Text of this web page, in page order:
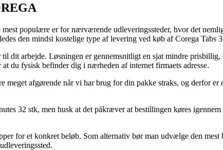
populære er for nærværende udleveringssteder, hvor det
den mindst kostelige type af levering ved køb af Corega Tabs
dit arbejde. Løsningen er gennemsnitligt en sjat mindre
du fysisk befinder dig i nærheden af internet firmaets adresse.
afgørende når vi har brug for din pakke straks, og derfor er
32 stk, men husk at det påkræver at bestillingen køres
for et konkret beløb. Som alternativ bør man udvælge den